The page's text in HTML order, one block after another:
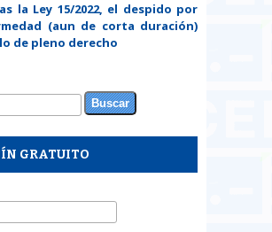
la Ley 15/2022, el despido por
(aun de corta duración)
de pleno derecho
de búsqueda
GRATUITO